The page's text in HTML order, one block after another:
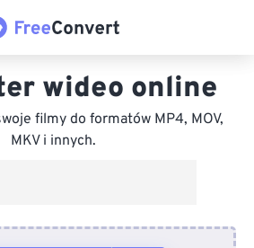
wideo online
filmy do formatów MP4, MOV,
MKV i innych.